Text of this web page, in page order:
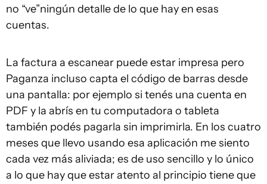
no “ve”ningún detalle de lo que hay en esas
cuentas.
La factura a escanear puede estar impresa pero
Paganza incluso capta el código de barras desde
una pantalla: por ejemplo si tenés una cuenta en
PDF y la abrís en tu computadora o tableta
también podés pagarla sin imprimirla. En los cuatro
meses que llevo usando esa aplicación me siento
cada vez más aliviada; es de uso sencillo y lo único
a lo que hay que estar atento al principio tiene que